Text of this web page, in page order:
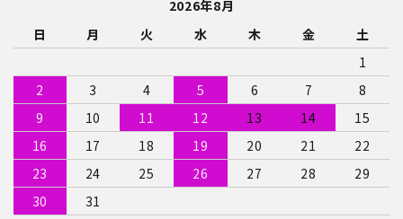
2026年8月
日
月 火 水 木 金
土
1
2
3 4 5 6 7
8
9
10 11 12 13 14
15
16
17 18 19 20 21
22
23
24 25 26 27 28
29
30
31